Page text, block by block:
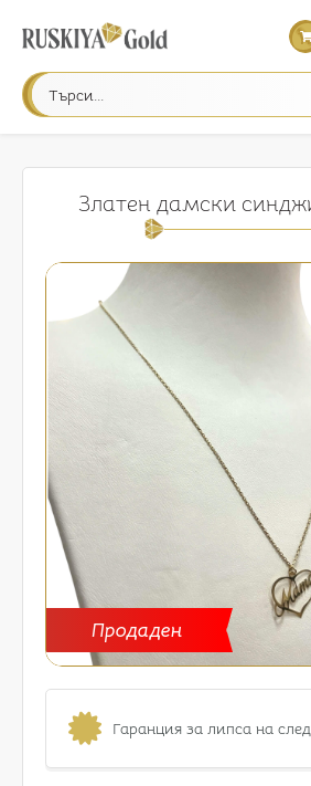
Златен дамски
Продаден
Гаранция за липса на